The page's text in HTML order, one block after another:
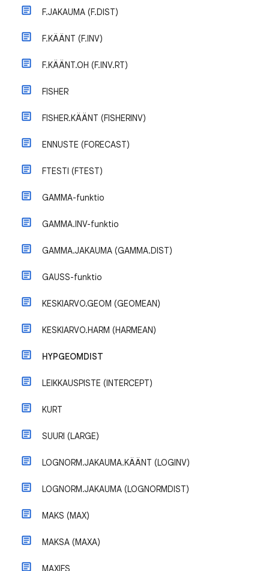
F.JAKAUMA (F.DIST)
F.KÄÄNT (F.INV)
F.KÄÄNT.OH (F.INV.RT)
FISHER
FISHER.KÄÄNT (FISHERINV)
ENNUSTE (FORECAST)
FTESTI (FTEST)
GAMMA-funktio
GAMMA.INV-funktio
GAMMA.JAKAUMA (GAMMA.DIST)
GAUSS-funktio
KESKIARVO.GEOM (GEOMEAN)
KESKIARVO.HARM (HARMEAN)
HYPGEOMDIST
LEIKKAUSPISTE (INTERCEPT)
KURT
SUURI (LARGE)
LOGNORM.JAKAUMA.KÄÄNT (LOGINV)
LOGNORM.JAKAUMA (LOGNORMDIST)
MAKS (MAX)
MAKSA (MAXA)
MAXIFS